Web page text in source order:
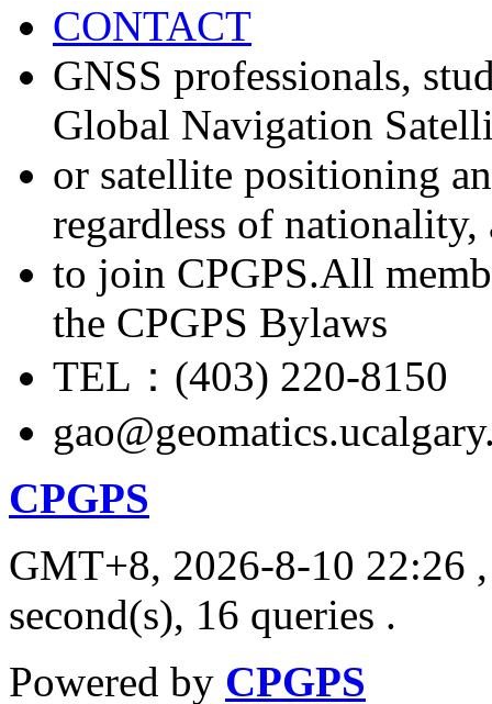
CONTACT
GNSS professionals,
Global Navigation
or satellite positioning
regardless of nationality,
to join CPGPS.All
the CPGPS Bylaws
TEL：(403) 220-8150
CPGPS
GMT+8, 2026-8-10 22:26
second(s), 16 queries .
Powered by CPGPS